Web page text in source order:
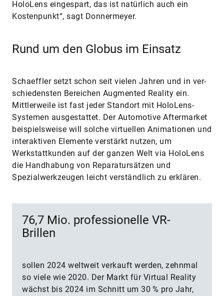
HoloLens eingespart, das ist natürlich auch ein
Kostenpunkt“, sagt Donnermeyer.
Rund um den Globus im Einsatz
Schaeffler setzt schon seit vielen Jahren und in ­ver­
schie­densten Bereichen Augmented Reality ein.
Mittlerweile ist fast jeder Standort mit HoloLens-
Systemen ausgestattet. Der Automotive Aftermarket
beispielsweise will solche virtuellen Animationen und
interaktiven Elemente verstärkt nutzen, um
Werkstattkunden auf der ganzen Welt via HoloLens
die Handhabung von Reparatursätzen und
Spezialwerkzeugen leicht verständlich zu erklären.
76,7 Mio. professionelle VR-
Brillen
sollen 2024 weltweit verkauft werden, zehnmal
so viele wie 2020. Der Markt für Virtual Reality
wächst bis 2024 im Schnitt um 30 % pro Jahr,